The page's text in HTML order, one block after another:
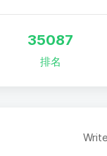
35087
排名